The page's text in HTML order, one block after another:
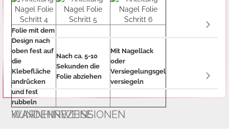
Folie mit dem
Design nach
oben fest auf
die
Klebefläche
andrücken
und fest
rubbeln
Nach ca. 5-10
Sekunden die
Folie abziehen
Mit Nagellack
oder
Versiegelungsgel
versiegeln
WARNHINWEISE
KUNDENREZENSIONEN